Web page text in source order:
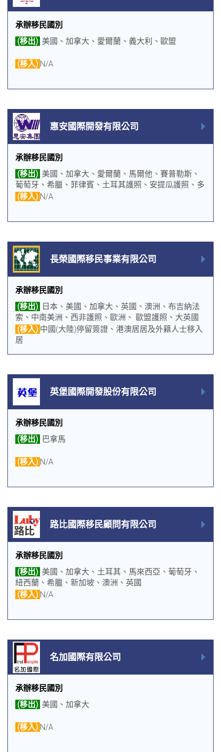
承辦移民國別
(移出) 美國、加拿大、愛爾蘭、義大利、歐盟
(移入) N/A
惠安國際開發有限公司
承辦移民國別
(移出) 美國、加拿大、愛爾蘭、馬爾他、賽普勒斯、
葡萄牙、希臘、菲律賓、土耳其護照、安提瓜護照、多
明尼克護照、聖露西亞護照
(移入) N/A
長榮國際移民事業有限公司
承辦移民國別
(移出)
日本、美國、加拿大、英國、澳洲、布吉納法
索、中南美洲、西非護照、歐洲、 歐盟護照、大英國
協護照、葡萄牙
(移入) 中國(大陸)停留簽證、港澳居居及外籍人士移入
居
英堡國際開發股份有限公司
承辦移民國別
(移出) 巴拿馬
(移入) N/A
路比國際移民顧問有限公司
承辦移民國別
(移出) 美國、加拿大、土耳其、馬來西亞、葡萄牙、
紐西蘭、希臘、新加坡、澳洲、英國
(移入) N/A
名加國際有限公司
承辦移民國別
(移出) 美國、加拿大
(移入) N/A